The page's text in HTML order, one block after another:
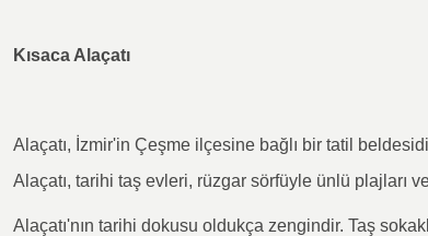
Kısaca Alaçatı
Alaçatı, İzmir'in Çeşme ilçesine bağlı bir tatil
Alaçatı, tarihi taş evleri, rüzgar sörfüyle ünlü plajları
Alaçatı'nın tarihi dokusu oldukça zengindir. Taş